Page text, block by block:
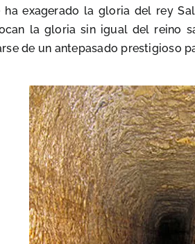
exagerado la gloria del rey
la gloria sin igual del reino
de un antepasado prestigioso